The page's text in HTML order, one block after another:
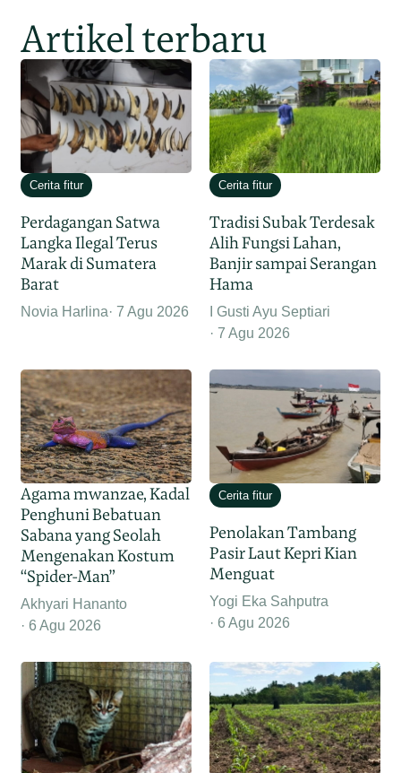
Artikel terbaru
Cerita fitur
Perdagangan Satwa
Langka Ilegal Terus
Marak di Sumatera
Barat
Novia Harlina 7 Agu 2026
Cerita fitur
Tradisi Subak Terdesak
Alih Fungsi Lahan,
Banjir sampai Serangan
Hama
I Gusti Ayu Septiari
7 Agu 2026
Agama mwanzae, Kadal
Penghuni Bebatuan
Sabana yang Seolah
Mengenakan Kostum
“Spider-Man”
Akhyari Hananto
6 Agu 2026
Cerita fitur
Penolakan Tambang
Pasir Laut Kepri Kian
Menguat
Yogi Eka Sahputra
6 Agu 2026